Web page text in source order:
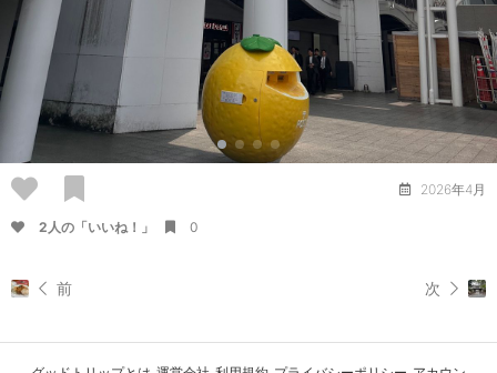
2026年4月
2人の「いいね！」 0
前 次